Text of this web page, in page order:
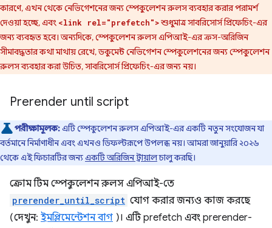
কারণে, এখন থেকে নেভিগেশনের জন্য স্পেকুলেশন রুলস ব্যবহার করার পরামর্শ
দেওয়া হচ্ছে, এবং <link rel="prefetch">শুধুমাত্র সাবরিসোর্স প্রিফেচিং-এর
জন্য ব্যবহৃত হবে। অন্যদিকে, স্পেকুলেশন রুলস এপিআই-এর ক্রস-অরিজিন
সীমাবদ্ধতার কথা মাথায় রেখে, ডকুমেন্ট নেভিগেশন স্পেকুলেশনের জন্য স্পেকুলেশন
রুলস ব্যবহার করা উচিত, সাবরিসোর্স প্রিফেচিং-এর জন্য নয়।
Prerender until script
পরীক্ষামূলক:এটি স্পেকুলেশন রুলস এপিআই-এর একটি নতুন সংযোজন যা
বর্তমানে নির্মাণাধীন এবং এখনও ডিফল্টরূপে উপলব্ধ নয়। আমরা জানুয়ারি ২০২৬
থেকে এই ফিচারটির জন্যএকটি অরিজিন ট্রায়ালচালু করছি।
ক্রোম টিম স্পেকুলেশন রুলস এপিআই-তে
prerender_until_script যোগ করার জন্যও কাজ করছে
(দেখুন: ইমপ্লিমেন্টেশন বাগ )। এটি prefetch এবং prerender-